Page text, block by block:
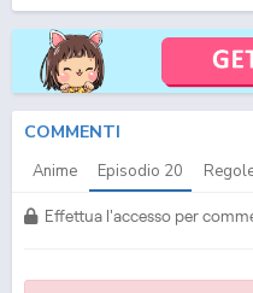
Episodio20ITA Yuusha no Kuzu SUB
Streaming SUB ITA - Yuusha no Kuzu
ITA - Yuusha no Kuzu Download ITA -
- Yuusha no Kuzu Streaming &
Kuzu Download Episodi SUB ITA -
Yuusha no Kuzu SUB ITA - Lista Episodi
Episodio
SUB ITA - Yuusha no Kuzu
Download Episodio20SUB ITA -
COMMENTI
Anime Episodio 20
Effettua l'accesso per